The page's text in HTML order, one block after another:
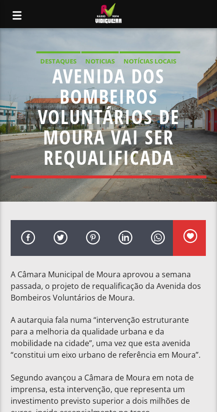
DESTAQUES NOTICIAS
NOTÍCIAS LOCAIS
NOTÍCIAS NACIONAIS
AVENIDA DOS
BOMBEIROS
VOLUNTÁRIOS DE
MOURA VAI SER
REQUALIFICADA
A Câmara Municipal de Moura aprovou a semana
passada, o projeto de requalificação da Avenida dos
Bombeiros Voluntários de Moura.
A autarquia fala numa “intervenção estruturante
para a melhoria da qualidade urbana e da
mobilidade na cidade”, uma vez que esta avenida
“constitui um eixo urbano de referência em Moura”.
Segundo avançou a Câmara de Moura em nota de
imprensa, esta intervenção, que representa um
investimento previsto superior a dois milhões de